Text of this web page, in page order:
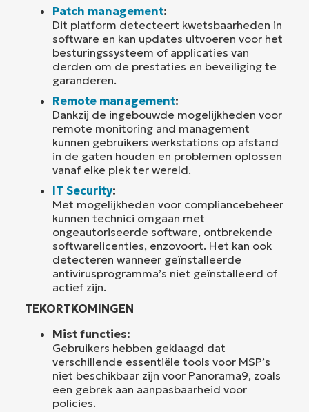
Patch management:
Dit platform detecteert kwetsbaarheden in
software en kan updates uitvoeren voor het
besturingssysteem of applicaties van
derden om de prestaties en beveiliging te
garanderen.
Remote management:
Dankzij de ingebouwde mogelijkheden voor
remote monitoring and management
kunnen gebruikers werkstations op afstand
in de gaten houden en problemen oplossen
vanaf elke plek ter wereld.
IT Security:
Met mogelijkheden voor compliancebeheer
kunnen technici omgaan met
ongeautoriseerde software, ontbrekende
softwarelicenties, enzovoort. Het kan ook
detecteren wanneer geïnstalleerde
antivirusprogramma’s niet geïnstalleerd of
actief zijn.
TEKORTKOMINGEN
Mist functies:
Gebruikers hebben geklaagd dat
verschillende essentiële tools voor MSP’s
niet beschikbaar zijn voor Panorama9, zoals
een gebrek aan aanpasbaarheid voor
policies.